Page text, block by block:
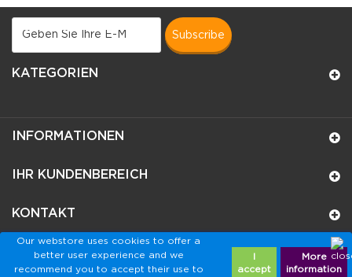
Our webstore uses cookies to offer a
better user experience and we
recommend you to accept their use to
accept
More
information
subscribe
KATEGORIEN
INFORMATIONEN
IHR KUNDENBEREICH
KONTAKT